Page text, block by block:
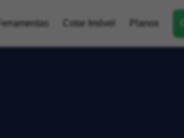
Ferramentas Cotar Imóvel Planos